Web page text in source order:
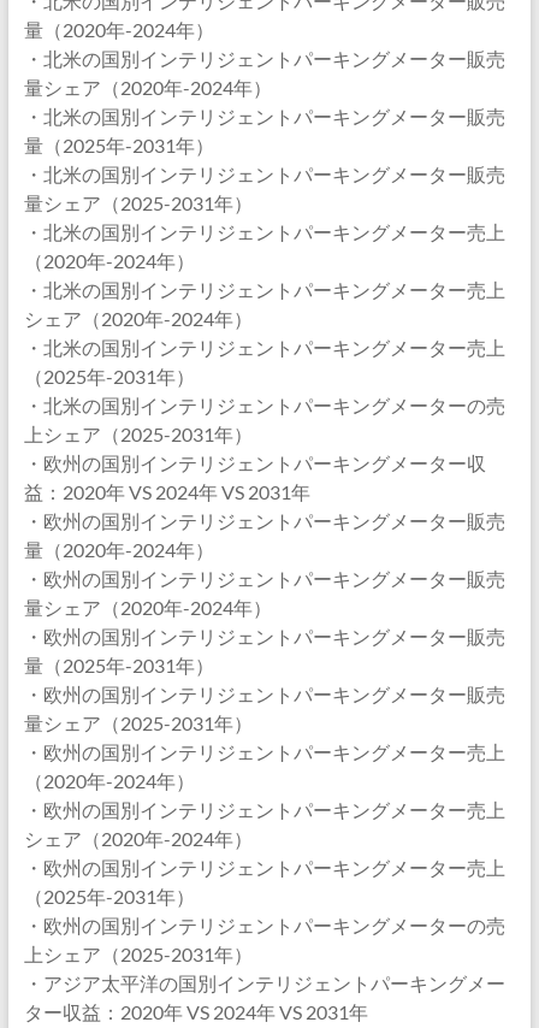
量（2020年-2024年）
・北米の国別インテリジェントパーキングメーター販売
量シェア（2020年-2024年）
・北米の国別インテリジェントパーキングメーター販売
量（2025年-2031年）
・北米の国別インテリジェントパーキングメーター販売
量シェア（2025-2031年）
・北米の国別インテリジェントパーキングメーター売上
（2020年-2024年）
・北米の国別インテリジェントパーキングメーター売上
シェア（2020年-2024年）
・北米の国別インテリジェントパーキングメーター売上
（2025年-2031年）
・北米の国別インテリジェントパーキングメーターの売
上シェア（2025-2031年）
・欧州の国別インテリジェントパーキングメーター収
益：2020年 VS 2024年 VS 2031年
・欧州の国別インテリジェントパーキングメーター販売
量（2020年-2024年）
・欧州の国別インテリジェントパーキングメーター販売
量シェア（2020年-2024年）
・欧州の国別インテリジェントパーキングメーター販売
量（2025年-2031年）
・欧州の国別インテリジェントパーキングメーター販売
量シェア（2025-2031年）
・欧州の国別インテリジェントパーキングメーター売上
（2020年-2024年）
・欧州の国別インテリジェントパーキングメーター売上
シェア（2020年-2024年）
・欧州の国別インテリジェントパーキングメーター売上
（2025年-2031年）
・欧州の国別インテリジェントパーキングメーターの売
上シェア（2025-2031年）
・アジア太平洋の国別インテリジェントパーキングメー
ター収益：2020年 VS 2024年 VS 2031年